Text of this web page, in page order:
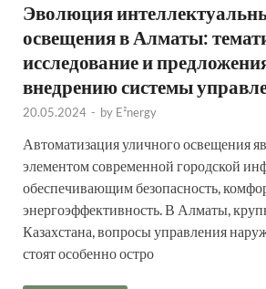
Эволюция
освещения в Алматы:
исследование и
внедрению системы
20.05.2024 - by E²nergy
Автоматизация уличного освещения
элементом современной городской
обеспечивающим безопасность,
энергоэффективность. В Алматы,
Казахстана, вопросы управления
стоят особенно остро